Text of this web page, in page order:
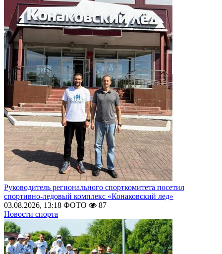
Руководитель регионального спорткомитета посетил
спортивно-ледовый комплекс «Конаковский лед»
03.08.2026, 13:18 ФОТО
87
Новости спорта